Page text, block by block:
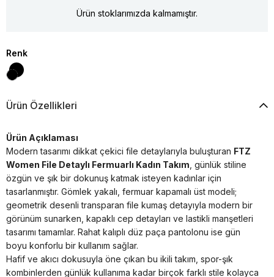
Ürün stoklarımızda kalmamıştır.
Renk
Ürün Özellikleri
Ürün Açıklaması
Modern tasarımı dikkat çekici file detaylarıyla buluşturan FTZ
Women File Detaylı Fermuarlı Kadın Takım , günlük stiline
özgün ve şık bir dokunuş katmak isteyen kadınlar için
tasarlanmıştır. Gömlek yakalı, fermuar kapamalı üst modeli;
geometrik desenli transparan file kumaş detayıyla modern bir
görünüm sunarken, kapaklı cep detayları ve lastikli manşetleri
tasarımı tamamlar. Rahat kalıplı düz paça pantolonu ise gün
boyu konforlu bir kullanım sağlar.
Hafif ve akıcı dokusuyla öne çıkan bu ikili takım, spor-şık
kombinlerden günlük kullanıma kadar birçok farklı stile kolayca